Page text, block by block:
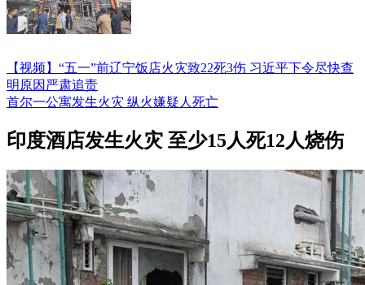
【视频】“五一”前辽宁饭店火灾致22死3伤 习近平下令尽快查
明原因严肃追责
首尔一公寓发生火灾 纵火嫌疑人死亡
印度酒店发生火灾 至少15人死12人烧伤